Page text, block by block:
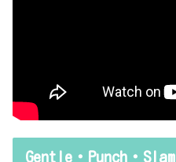
Gentle・Punch・Slam